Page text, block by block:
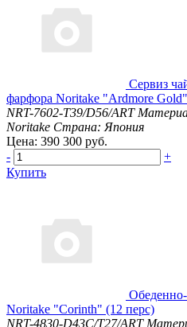
Сервиз
фарфора Noritake "Ardmore Gold"
NRT-7602-T39/D56/ART
Noritake Страна: Япония
Цена: 390 300 руб.
-
+
Купить
Noritake "Corinth" (12 перс)
NRT-4830-D43C/T27/ART